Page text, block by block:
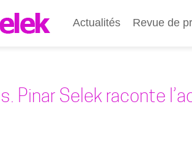
Actualités Revue de
Pinar Selek raconte